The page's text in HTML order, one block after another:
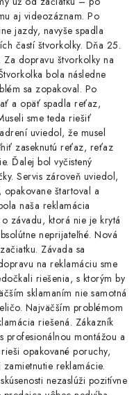
aj videozáznam. Po
jazdy, navyše spadla
častí štvorkolky. Dňa 25.
dopravu štvorkolky na
bola následne
sa zopakoval. Po
a opäť spadla reťaz,
sme teda riešiť
uviedol, že musel
zaseknutú reťaz, reťaz
Ďalej bol vyčistený
Servis zároveň uviedol,
štartoval a
naša reklamácia
závadu, ktorá nie je krytá
neprijateľné. Nová
Závada sa
na reklamáciu sme
riešenia, s ktorým by
sklamaním nie samotná
Najväčším problémom
riešená. Zákazník
montážou a
opakované poruchy,
reklamácie.
nezaslúži pozitívne